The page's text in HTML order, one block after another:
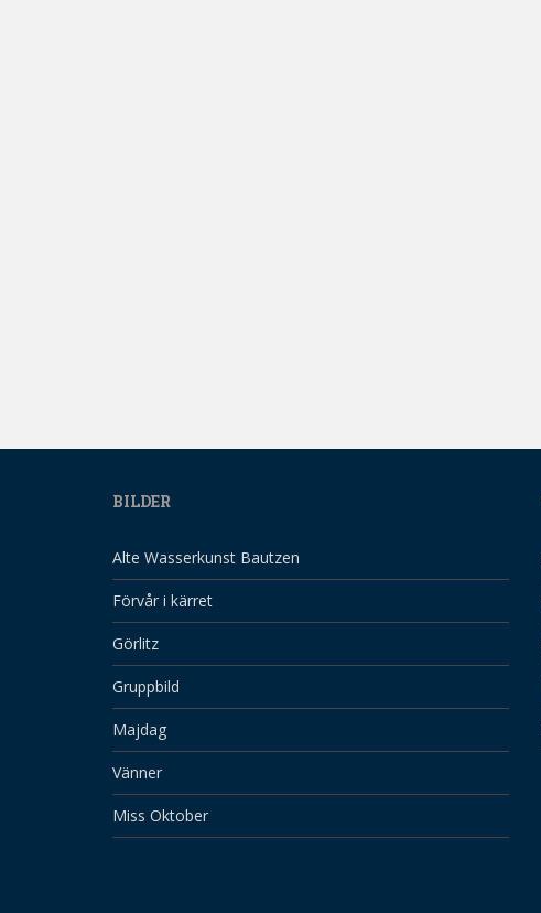
BILDER
Alte Wasserkunst Bautzen
Förvår i kärret
Görlitz
Gruppbild
Majdag
Vänner
Miss Oktober